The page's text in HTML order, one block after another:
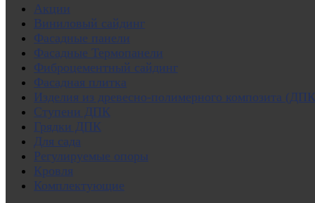
Акции
Виниловый сайдинг
Фасадные панели
Фасадные Термопанели
Фиброцементный сайдинг
Фасадная плитка
Изделия из древесно-полимерного композита
Ступени ДПК
Грядки ДПК
Для сада
Регулируемые опоры
Кровля
Комплектующие